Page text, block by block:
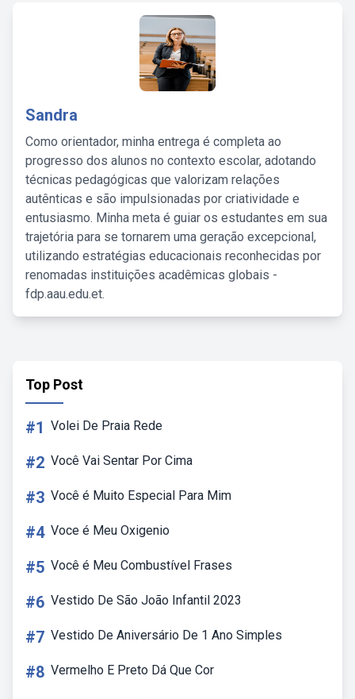
Sandra
Como orientador, minha entrega é completa ao
progresso dos alunos no contexto escolar, adotando
técnicas pedagógicas que valorizam relações
autênticas e são impulsionadas por criatividade e
entusiasmo. Minha meta é guiar os estudantes em sua
trajetória para se tornarem uma geração excepcional,
utilizando estratégias educacionais reconhecidas por
renomadas instituições acadêmicas globais -
fdp.aau.edu.et.
Top Post
#1 Volei De Praia Rede
#2 Você Vai Sentar Por Cima
#3 Você é Muito Especial Para Mim
#4 Voce é Meu Oxigenio
#5 Você é Meu Combustível Frases
#6 Vestido De São João Infantil 2023
#7 Vestido De Aniversário De 1 Ano Simples
#8 Vermelho E Preto Dá Que Cor